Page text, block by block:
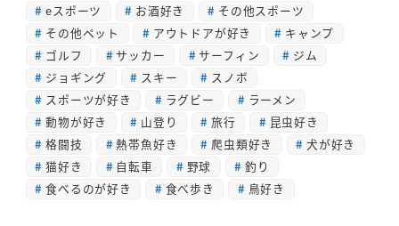
eスポーツ お酒好き
その他スポーツ
その他ペット
アウトドアが好き
キャンプ
ゴルフ
サッカー サーフィン
ジム
ジョギング
スキー
スノボ
スポーツが好き
ラグビー
ラーメン
動物が好き
山登り 旅行
昆虫好き
格闘技
熱帯魚好き 爬虫類好き
犬が好き
猫好き
自転車 野球
釣り
食べるのが好き
食べ歩き 鳥好き